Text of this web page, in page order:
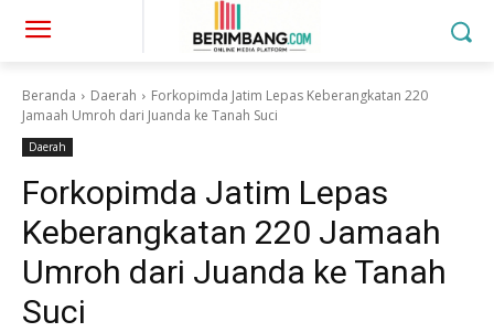
Beranda Daerah
Forkopimda Jatim Lepas Keberangkatan 220
Jamaah Umroh dari Juanda ke Tanah Suci
Daerah
Forkopimda Jatim Lepas
Keberangkatan 220 Jamaah
Umroh dari Juanda ke Tanah
Suci